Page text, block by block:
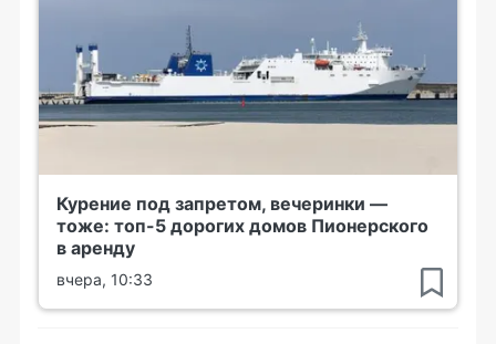
Курение под запретом, вечеринки —
тоже: топ-5 дорогих домов Пионерского
в аренду
вчера, 10:33